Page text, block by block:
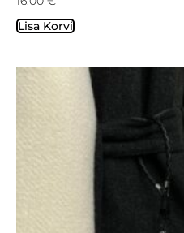
Lisa Korvi